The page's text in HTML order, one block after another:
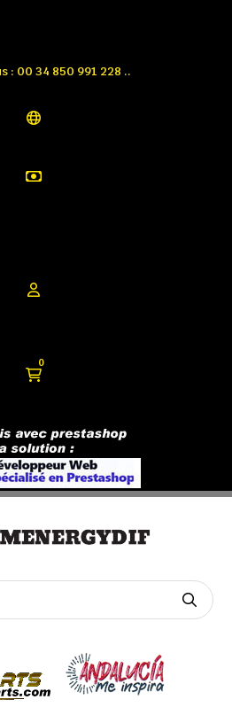
: 00 34 850 991 228 ..
0